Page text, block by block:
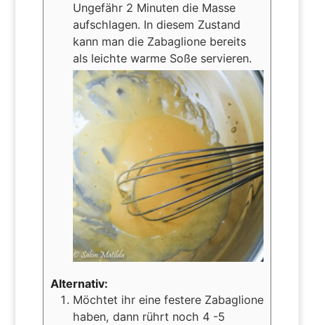
Ungefähr 2 Minuten die Masse
aufschlagen. In diesem Zustand
kann man die Zabaglione bereits
als leichte warme Soße servieren.
Alternativ:
Möchtet ihr eine festere Zabaglione
haben, dann rührt noch 4 -5